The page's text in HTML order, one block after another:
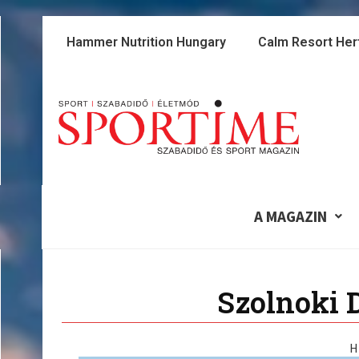
Skip
Hammer Nutrition Hungary Calm Resort
A MAGAZIN
Szolnoki